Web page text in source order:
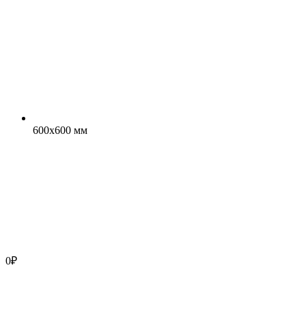
600x600 мм
0₽